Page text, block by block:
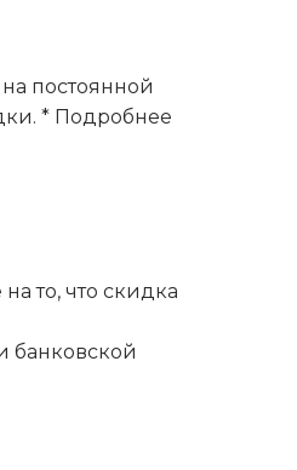
постоянной
* Подробнее
то, что скидка
банковской